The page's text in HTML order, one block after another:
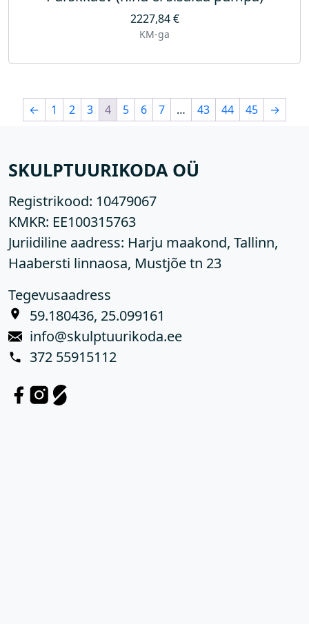
2227,84€
KM-ga
← 1 2 3 4 5 6 7 … 43 44 45 →
SKULPTUURIKODA OÜ
Registrikood: 10479067
KMKR: EE100315763
Juriidiline aadress: Harju maakond, Tallinn,
Haabersti linnaosa, Mustjõe tn 23
Tegevusaadress
59.180436, 25.099161
info@skulptuurikoda.ee
372 55915112